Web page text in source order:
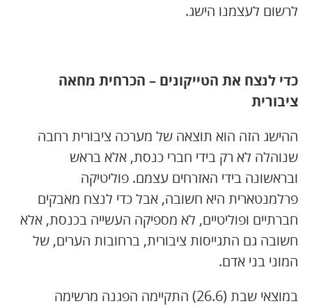
לרשום לעצמנו הישג.
כדי לנצח את הטייקונים – הכרחית מחאה
ציבורית
ההישג הזה הוא תוצאה של מערכה ציבורית רחבה
שנוהלה לא רק בידי חברי כנסת, אלא בראש
ובראשונה בידי האזרחים עצמם. פוליטיקה
פרלמנטארית היא חשובה, אבל כדי לנצח מאבקים
חברתיים ופוליטיים, לא מספיקה העשייה בכנסת, אלא
חשובה גם התגייסות ציבורית, ברחובות הערים, של
המוני בני אדם.
במוצאי שבת (26.6) התקיימה הפגנה מרשימה